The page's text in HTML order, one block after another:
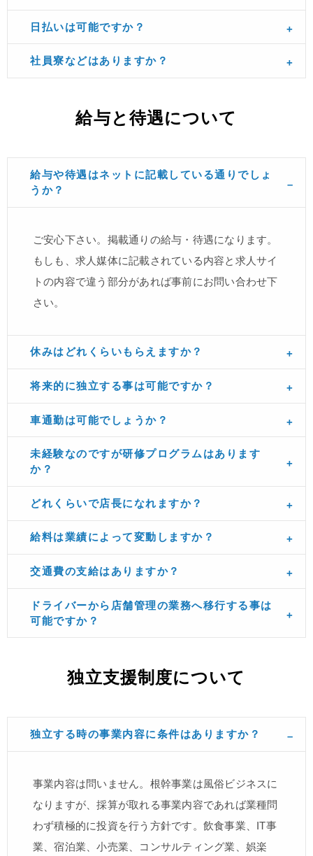
日払いは可能ですか？
社員寮などはありますか？
給与と待遇について
給与や待遇はネットに記載している通りでしょ
うか？
ご安心下さい。掲載通りの給与・待遇になります。
もしも、求人媒体に記載されている内容と求人サイ
トの内容で違う部分があれば事前にお問い合わせ下
さい。
休みはどれくらいもらえますか？
将来的に独立する事は可能ですか？
車通勤は可能でしょうか？
未経験なのですが研修プログラムはあります
か？
どれくらいで店長になれますか？
給料は業績によって変動しますか？
交通費の支給はありますか？
ドライバーから店舗管理の業務へ移行する事は
可能ですか？
独立支援制度について
独立する時の事業内容に条件はありますか？
事業内容は問いません。根幹事業は風俗ビジネスに
なりますが、採算が取れる事業内容であれば業種問
わず積極的に投資を行う方針です。飲食事業、IT事
業、宿泊業、小売業、コンサルティング業、娯楽